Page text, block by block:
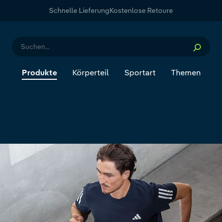
Schnelle LieferungKostenlose Retoure
Produkte Körperteil Sportart Themen